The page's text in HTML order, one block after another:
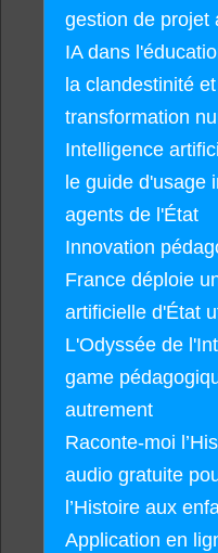
gestion de projet
IA dans
la clandestinité
transformation
Intelligence
le guide d'usage
agents de l'État
Innovation
France déploie
artificielle d'État
L'Odyssée de
game
autrement
Raconte-moi
audio gratuite
l’Histoire aux
Application en